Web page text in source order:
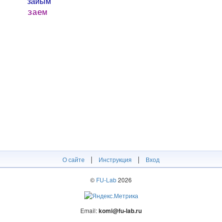
заем
О сайте | Инструкция | Вход
© FU-Lab2026
Email:komi@fu-lab.ru